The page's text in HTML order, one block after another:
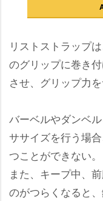
リストストラップ
のグリップに巻き
させ、グリップ力
バーベルやダンベ
ササイズを行う場
つことができない。
また、キープ中、
のがつらくなると